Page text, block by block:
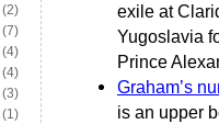
exile at
Yugoslavia
Prince
Graham’s
is an upper
(2)
(7)
(4)
(4)
(3)
(1)